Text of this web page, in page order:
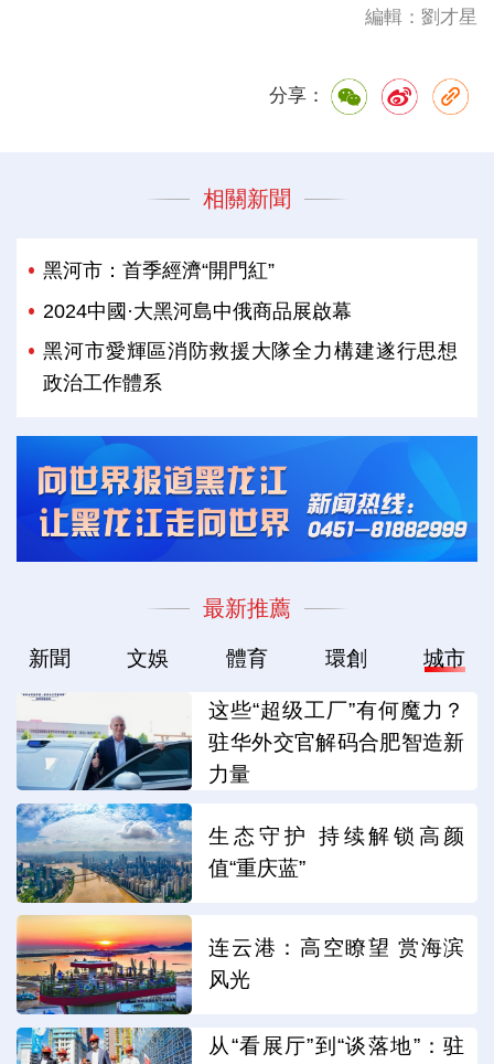
編輯：劉才星
分享：
相關新聞
黑河市：首季經濟“開門紅”
2024中國·大黑河島中俄商品展啟幕
黑河市愛輝區消防救援大隊全力構建遂行思想
政治工作體系
最新推薦
新聞 文娛 體育 環創 城市
这些“超级工厂”有何魔力？
驻华外交官解码合肥智造新
力量
生态守护 持续解锁高颜
值“重庆蓝”
连云港：高空瞭望 赏海滨
风光
从“看展厅”到“谈落地”：驻